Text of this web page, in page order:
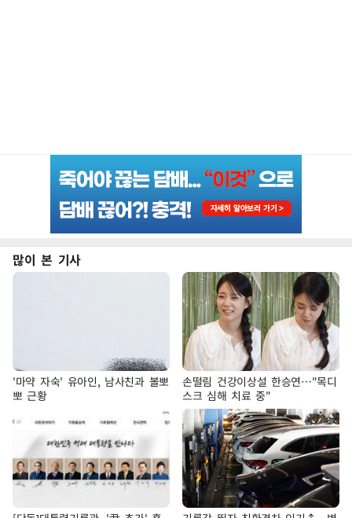
많이 본 기사
'마약 자숙' 유아인, 남사친과 볼뽀
뽀 근황
손떨림 건강이상설 한승연…"목디
스크 심해 치료 중"